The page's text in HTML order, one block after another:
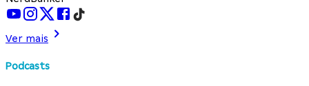
Ver mais
Podcasts